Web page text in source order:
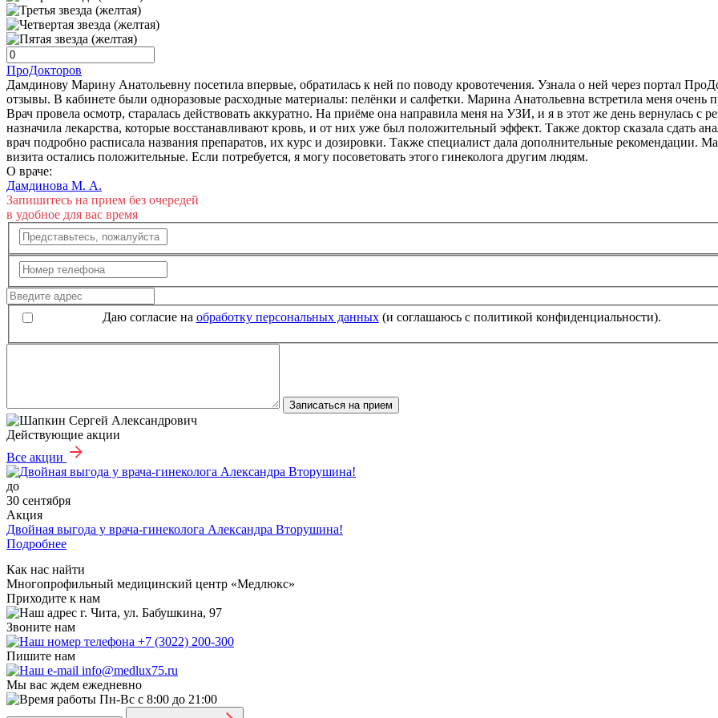
ПроДокторов
Дамдинову Марину Анатольевну посетила впервые, обратилась к ней по поводу кровотечения. Узнала о ней через портал
отзывы. В кабинете были одноразовые расходные материалы: пелёнки и салфетки. Марина Анатольевна встретила меня очень
Врач провела осмотр, старалась действовать аккуратно. На приёме она направила меня на УЗИ, и я в этот же день вернулась
назначила лекарства, которые восстанавливают кровь, и от них уже был положительный эффект. Также доктор сказала сдать
врач подробно расписала названия препаратов, их курс и дозировки. Также специалист дала дополнительные рекомендации.
визита остались положительные. Если потребуется, я могу посоветовать этого гинеколога другим людям.
О враче:
Дамдинова М. А.
Запишитесь на прием без очередей
в удобное для вас время
Даю согласие на обработку персональных данных(и соглашаюсь с политикой конфиденциальности).
Записаться на прием
Действующие акции
Все акции
до
30 сентября
Акция
Двойная выгода у врача‑гинеколога Александра Вторушина!
Подробнее
Как нас найти
Многопрофильный медицинский центр «Медлюкс»
Приходите к нам
г. Чита, ул. Бабушкина, 97
Звоните нам
+7 (3022) 200-300
Пишите нам
info@medlux75.ru
Мы вас ждем ежедневно
Пн-Вс с 8:00 до 21:00